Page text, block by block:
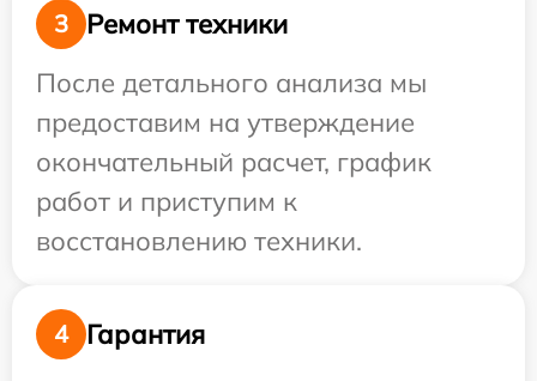
3
Ремонт техники
После детального анализа мы
предоставим на утверждение
окончательный расчет, график
работ и приступим к
восстановлению техники.
4
Гарантия